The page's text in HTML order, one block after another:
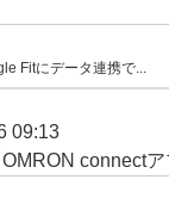
Fitにデータ連携で...
09:13
connect